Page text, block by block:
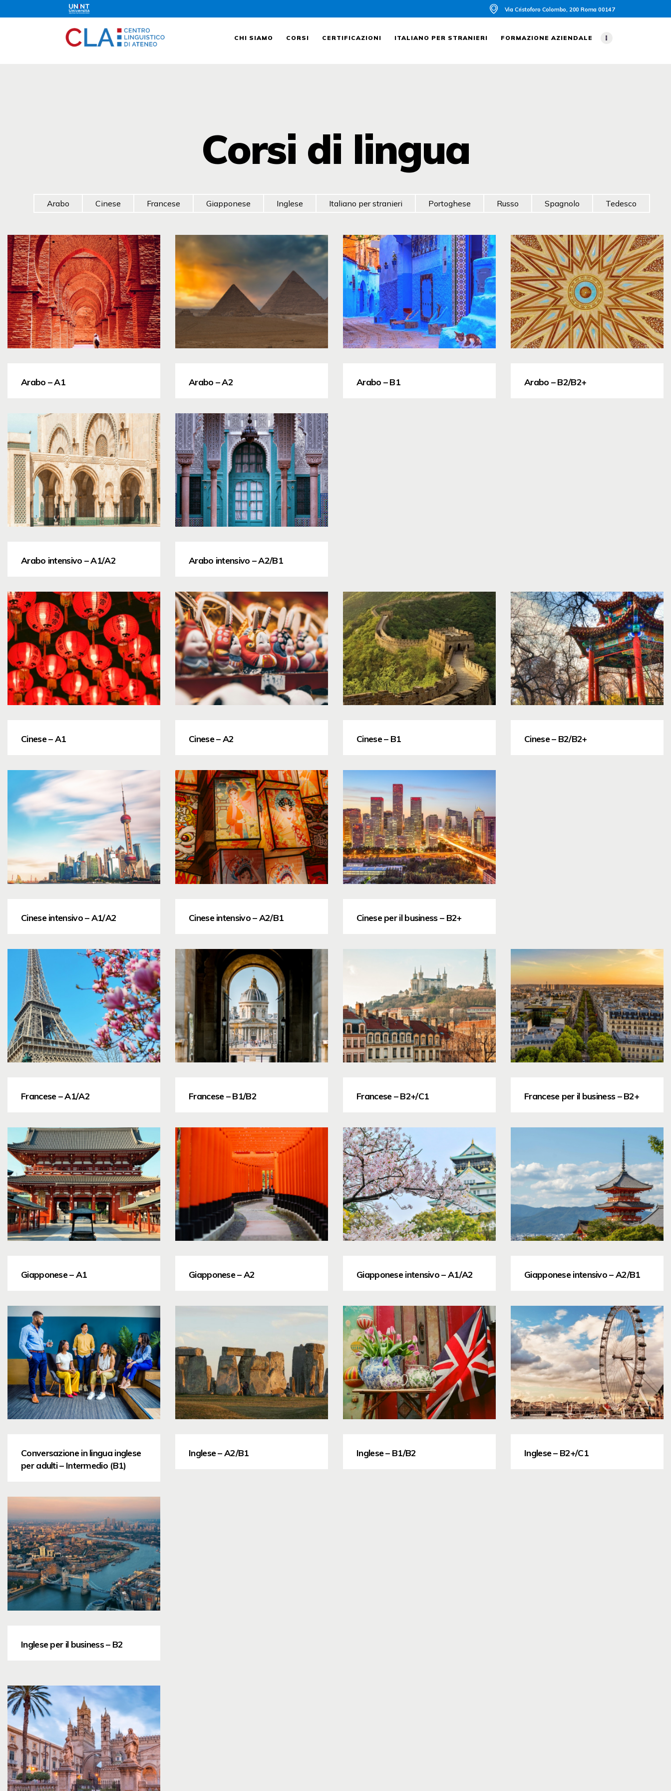
Via Cristoforo Colombo, 200 Roma 00147
CHI SIAMO CORSI CERTIFICAZIONI ITALIANO PER STRANIERI FORMAZIONE AZIENDALE
CHI SIAMO
CORSI
FORMAZIONE
AZIENDALE
LAVORA CON NOI
Corsi di lingua
Arabo Cinese Francese Giapponese Inglese Italiano per stranieri Portoghese Russo Spagnolo Tedesco
Arabo – A1 Arabo – A2 Arabo – B1 Arabo – B2/B2+
Arabo intensivo – A1/A2 Arabo intensivo – A2/B1
Cinese – A1 Cinese – A2 Cinese – B1 Cinese – B2/B2+
Cinese intensivo – A1/A2 Cinese intensivo – A2/B1 Cinese per il business – B2+
Francese – A1/A2 Francese – B1/B2 Francese – B2+/C1 Francese per il business – B2+
Giapponese – A1 Giapponese – A2 Giapponese intensivo – A1/A2 Giapponese intensivo – A2/B1
Conversazione in lingua inglese
per adulti – Intermedio (B1)
Inglese – A2/B1 Inglese – B1/B2 Inglese – B2+/C1
Inglese per il business – B2